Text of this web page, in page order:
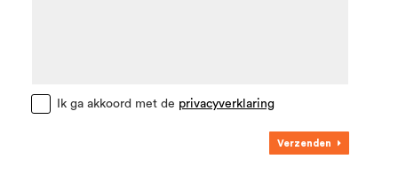
Ik ga akkoord met de privacyverklaring
Verzenden